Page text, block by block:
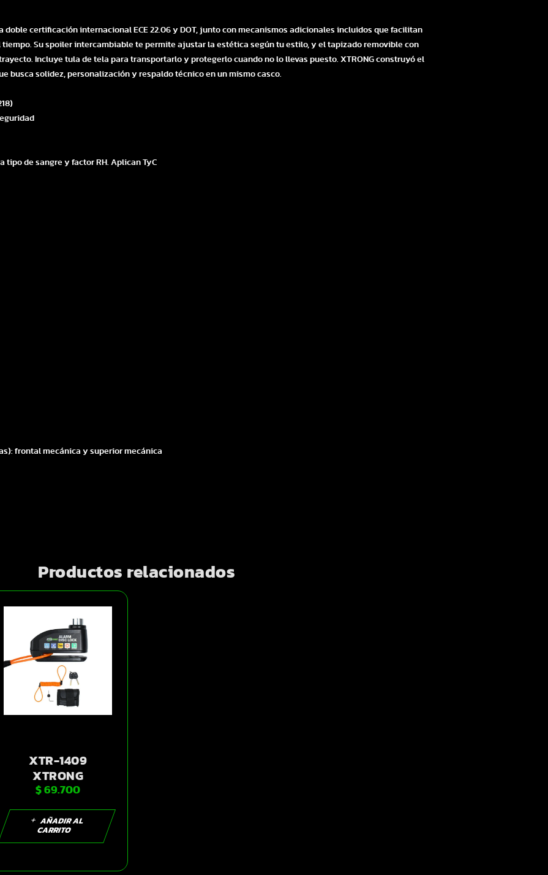
SKU16599
cantidad
doble certificación internacional ECE 22.06 y DOT, junto con mecanismos adicionales incluidos que facilitan
Su spoiler intercambiable te permite ajustar la estética según tu estilo, y el tapizado removible con
Incluye tula de tela para transportarlo y protegerlo cuando no lo llevas puesto. XTRONG construyó el
busca solidez, personalización y respaldo técnico en un mismo casco.
tipo de sangre y factor RH. Aplican TyC
frontal mecánica y superior mecánica
Productos relacionados
XTR-1409
XTRONG
CANDADO
ALARMA |
SKU15512
$ 69.700
AÑADIR AL
CARRITO